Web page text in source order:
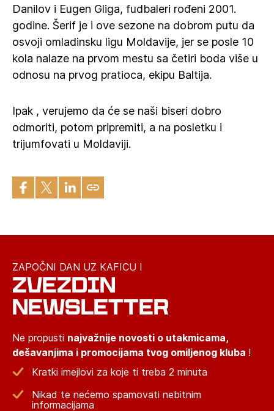
Danilov i Eugen Gliga, fudbaleri rođeni 2001.
godine. Šerif je i ove sezone na dobrom putu da
osvoji omladinsku ligu Moldavije, jer se posle 10
kola nalaze na prvom mestu sa četiri boda više u
odnosu na prvog pratioca, ekipu Baltija.
Ipak , verujemo da će se naši biseri dobro
odmoriti, potom pripremiti, a na posletku i
trijumfovati u Moldaviji.
ZAPOČNI DAN UZ KAFICU I
ZVEZDIN
NEWSLETTER
Ne propusti najvažnije novosti o utakmicama,
dešavanjima i promocijama tvog omiljenog kluba !
Kratki imejlovi za koje ti treba 2 minuta
Nikad te nećemo spamovati nebitnim
informacijama